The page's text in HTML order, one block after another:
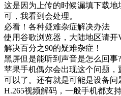
这是因为上传的时候漏填下载
可，我看到会处理。
必看！各种疑难杂症解决办法
使用谷歌浏览器，大陆地区请
解决百分之90的疑难杂症！
黑屏但是能听到声音是怎么回事?
苹果手机偶尔会出现这个问题
可以了。还有就是可能是设备
H.265视频解码，一般手机都支